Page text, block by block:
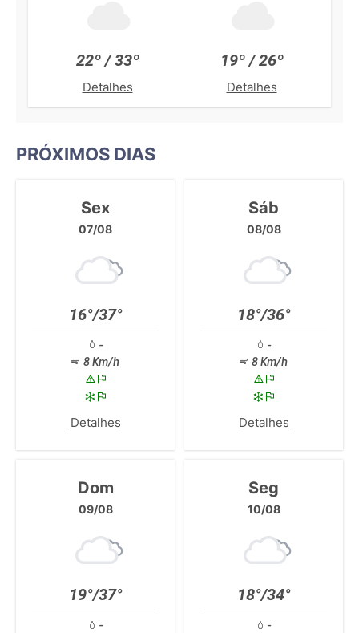
22º / 33º
Detalhes
19º / 26º
Detalhes
PRÓXIMOS DIAS
Sex
07/08
16°/37°
-
8 Km/h
Detalhes
Sáb
08/08
18°/36°
-
8 Km/h
Detalhes
Dom
09/08
19°/37°
-
Seg
10/08
18°/34°
-